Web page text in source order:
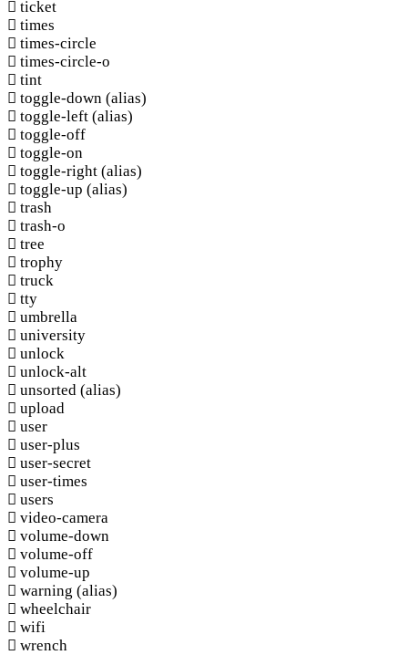
ticket
times
times-circle
times-circle-o
tint
toggle-down (alias)
toggle-left (alias)
toggle-off
toggle-on
toggle-right (alias)
toggle-up (alias)
trash
trash-o
tree
trophy
truck
tty
umbrella
university
unlock
unlock-alt
unsorted (alias)
upload
user
user-plus
user-secret
user-times
users
video-camera
volume-down
volume-off
volume-up
warning (alias)
wheelchair
wifi
wrench